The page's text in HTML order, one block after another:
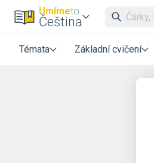
Umímeto
Čeština
Témata Základní cvičení